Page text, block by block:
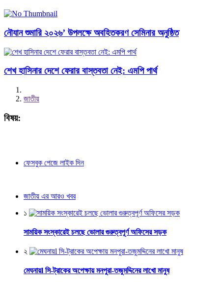
নৌযান শুমারি ২০২৬’ উপলক্ষে অবহিতকরণ সেমিনার অনুষ্ঠিত
শেখ হাসিনার দেশে ফেরার বাস্তবতা নেই: এমপি পার্থ
জাতীয়
বিষয়:
ফেসবুক পেজে লাইক দিন
জাতীয় এর আরও খবর
১
সাময়িক সংস্কারেই চলছে ভোলার গুরুত্বপূর্ণ অফিসের সড়ক
২
মেঘনায়l সি-ট্রাকের অপেক্ষায় মনপুরা-তজুমদ্দিনের লাখো মানুষ